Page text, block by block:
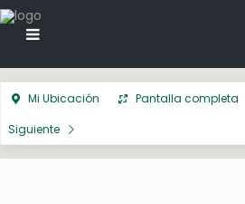
Mi Ubicación Pantalla completa
Siguiente